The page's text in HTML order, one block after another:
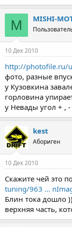
M MISHI-
10 Дек 2010
http://photofile.ru/
фото, разные
у Кузовкина
горловина
у Невады угол + , -
kest
Абориген
10 Дек 2010
Скажите чей это
tuning/963 ...
Блин тока дошло
верхняя часть,